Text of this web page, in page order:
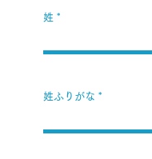
姓
姓ふりがな